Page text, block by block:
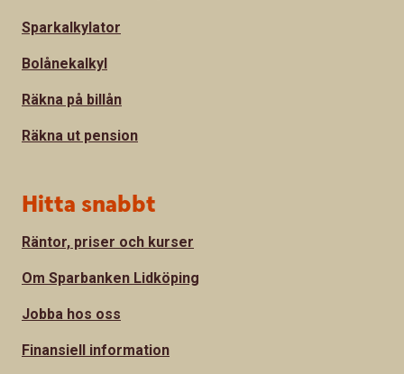
Sparkalkylator
Bolånekalkyl
Räkna på billån
Räkna ut pension
Hitta snabbt
Räntor, priser och kurser
Om Sparbanken Lidköping
Jobba hos oss
Finansiell information